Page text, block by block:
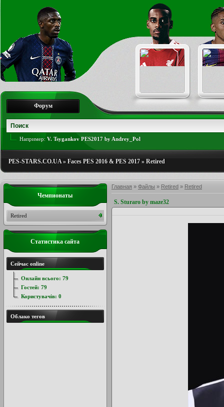
Форум
Например: V. Tsygankov PES2017 by Andrey_Pol
PES-STARS.CO.UA» Faces PES 2016 & PES 2017 » Retired
Главная » Файлы » Retired » Retired
S. Sturaro by maze32
Чемпионаты
Retired
Статистика сайта
Сейчас online
Онлайн всього: 79
Гостей: 79
Користувачів: 0
Облако тегов